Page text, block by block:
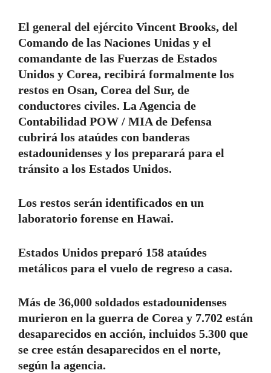
El general del ejército Vincent Brooks, del
Comando de las Naciones Unidas y el
comandante de las Fuerzas de Estados
Unidos y Corea, recibirá formalmente los
restos en Osan, Corea del Sur, de
conductores civiles. La Agencia de
Contabilidad POW / MIA de Defensa
cubrirá los ataúdes con banderas
estadounidenses y los preparará para el
tránsito a los Estados Unidos.
Los restos serán identificados en un
laboratorio forense en Hawai.
Estados Unidos preparó 158 ataúdes
metálicos para el vuelo de regreso a casa.
Más de 36,000 soldados estadounidenses
murieron en la guerra de Corea y 7.702 están
desaparecidos en acción, incluidos 5.300 que
se cree están desaparecidos en el norte,
según la agencia.